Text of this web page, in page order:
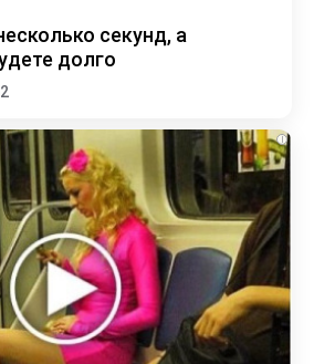
секунд, а
долго
i